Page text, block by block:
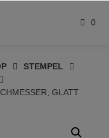
0
STEMPEL
GLATT